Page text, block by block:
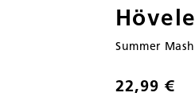
Summer
22,99 €